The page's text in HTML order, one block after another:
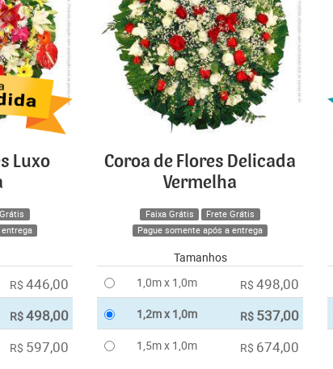
Luxo
R$ 446,00
R$498,00
R$ 597,00
Coroa de Flores Delicada
Vermelha
Faixa Grátis
Frete Grátis
Pague somente após a entrega
Tamanhos
1,0m x 1,0m
R$ 498,00
1,2m x 1,0m R$ 537,00
1,5m x 1,0m R$ 674,00